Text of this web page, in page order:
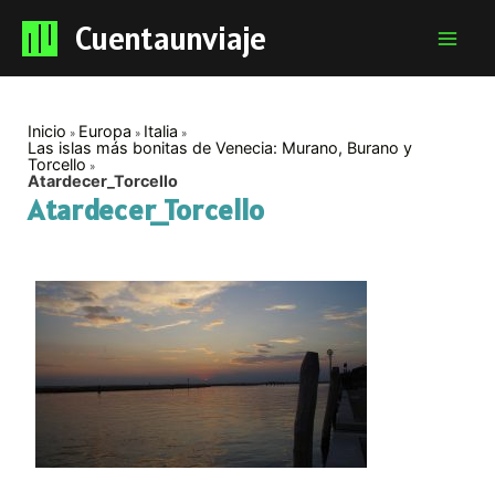
Cuentaunviaje
Inicio Europa
Italia
Las islas más bonitas de Venecia: Murano, Burano y
Torcello
Atardecer_Torcello
Atardecer_Torcello